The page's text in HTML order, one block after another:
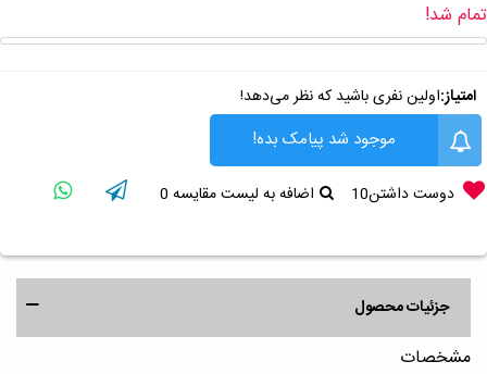
تمام شد!
امتیاز:اولین نفری باشید که نظر می‌دهد!
موجود شد پیامک بده!
دوست داشتن10 اضافه به لیست مقایسه 0
جزئیات محصول
مشخصات